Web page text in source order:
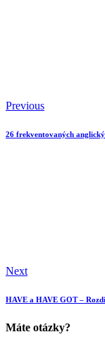
Previous
26 frekventovaných
Next
HAVE a HAVE GOT –
Máte otázky?